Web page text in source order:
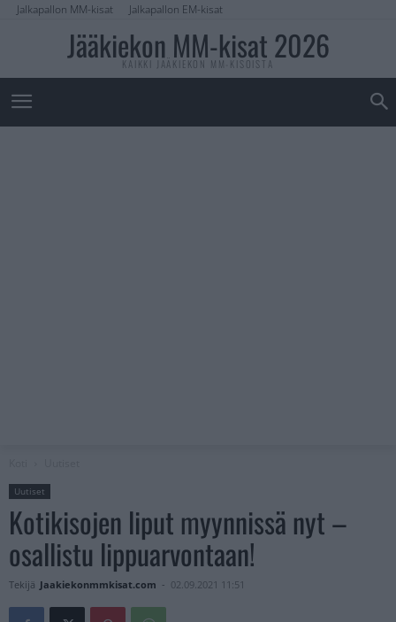
Jalkapallon MM-kisat Jalkapallon EM-kisat
Jääkiekon MM-kisat 2026
KAIKKI JÄÄKIEKON MM-KISOISTA
Uutiset
Kotikisojen liput myynnissä nyt –
osallistu lippuarvontaan!
Tekijä Jaakiekonmmkisat.com - 02.09.2021 11:51